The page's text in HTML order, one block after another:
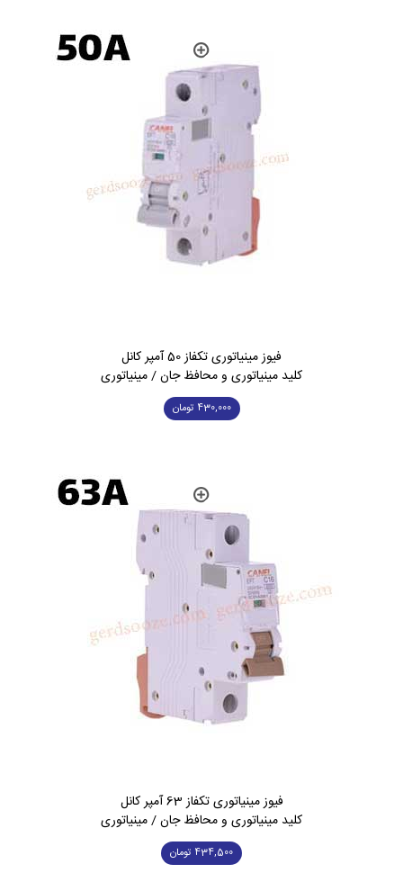
فیوز مینیاتوری تکفاز 50 آمپر کانل
کلید مینیاتوری و محافظ جان / مینیاتوری
430,000 تومان
فیوز مینیاتوری تکفاز 63 آمپر کانل
کلید مینیاتوری و محافظ جان / مینیاتوری
434,500 تومان